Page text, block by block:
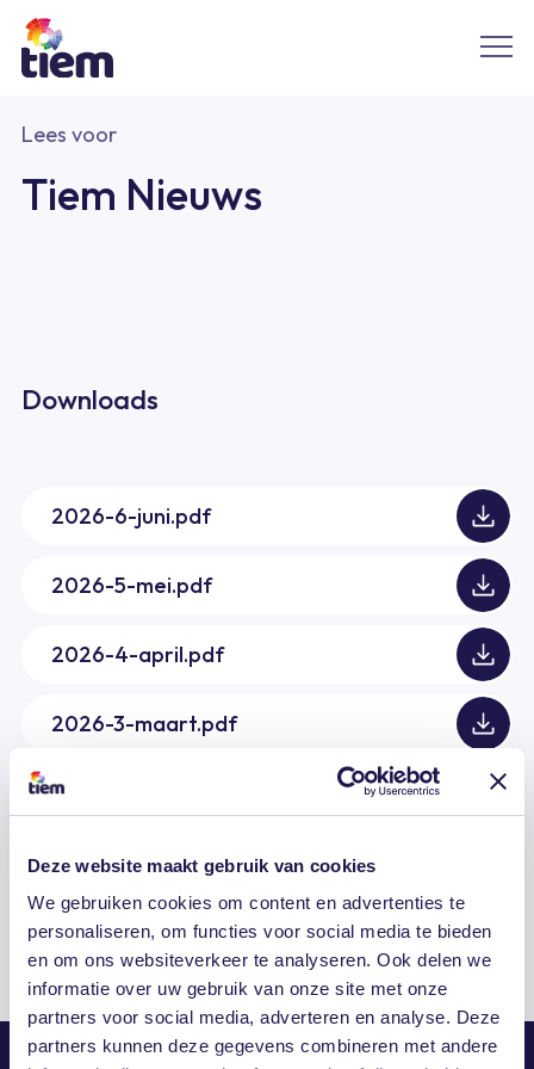
Deze website maakt gebruik van cookies
We gebruiken cookies om content en advertenties te
personaliseren, om functies voor social media te bieden
en om ons websiteverkeer te analyseren. Ook delen we
informatie over uw gebruik van onze site met onze
partners voor social media, adverteren en analyse. Deze
partners kunnen deze gegevens combineren met andere
Lees voor
Tiem Nieuws
Downloads
2026-6-juni.pdf
2026-5-mei.pdf
2026-4-april.pdf
2026-3-maart.pdf
2026-2-februari.pdf
2026-1-januari.pdf